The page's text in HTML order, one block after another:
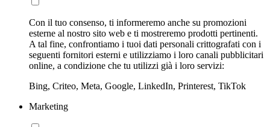
Con il tuo consenso, ti informeremo anche su promozioni
esterne al nostro sito web e ti mostreremo prodotti pertinenti.
A tal fine, confrontiamo i tuoi dati personali crittografati con i
seguenti fornitori esterni e utilizziamo i loro canali pubblicitari
online, a condizione che tu utilizzi già i loro servizi:
Bing, Criteo, Meta, Google, LinkedIn, Printerest, TikTok
Marketing